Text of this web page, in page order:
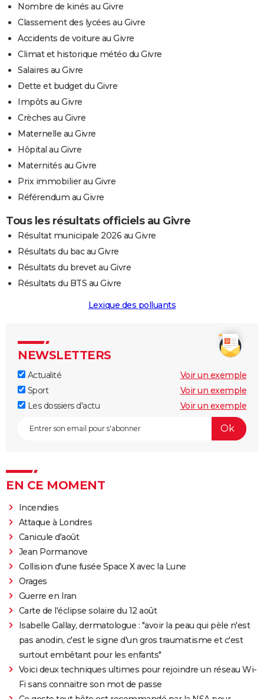
Nombre de kinés au Givre
Classement des lycées au Givre
Accidents de voiture au Givre
Climat et historique météo du Givre
Salaires au Givre
Dette et budget du Givre
Impôts au Givre
Crèches au Givre
Maternelle au Givre
Hôpital au Givre
Maternités au Givre
Prix immobilier au Givre
Référendum au Givre
Tous les résultats officiels au Givre
Résultat municipale 2026 au Givre
Résultats du bac au Givre
Résultats du brevet au Givre
Résultats du BTS au Givre
Lexique des polluants
NEWSLETTERS
Actualité
Voir un exemple
Sport
Voir un exemple
Les dossiers d'actu
Voir un exemple
EN CE MOMENT
Incendies
Attaque à Londres
Canicule d'août
Jean Pormanove
Collision d'une fusée Space X avec la Lune
Orages
Guerre en Iran
Carte de l'éclipse solaire du 12 août
Isabelle Gallay, dermatologue : "avoir la peau qui pèle n'est
pas anodin, c'est le signe d'un gros traumatisme et c'est
surtout embêtant pour les enfants"
Voici deux techniques ultimes pour rejoindre un réseau Wi-
Fi sans connaitre son mot de passe